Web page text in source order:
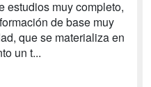
estudios muy completo,
de base muy
que se materializa en
un t...